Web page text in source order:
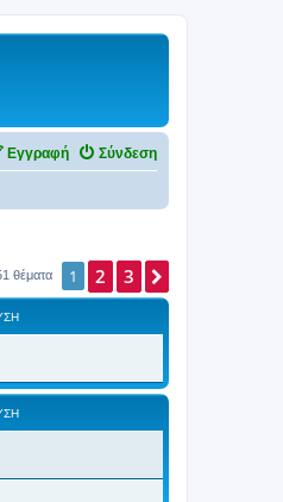
Σύνδεση
Εγγραφή
θέματα 1 2 3